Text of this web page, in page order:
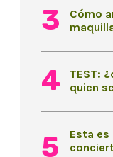
Cómo
TEST:
quien
Esta